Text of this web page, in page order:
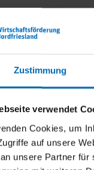
Zustimmung
verwendet
Cookies, um
auf unsere
unsere Partner für
unseren
Uhr